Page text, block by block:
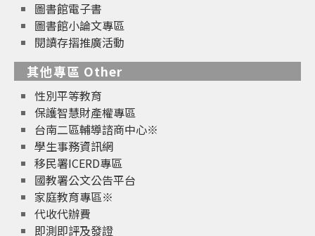
圖書館電子書
圖書館小論文專區
閱讀存摺推廣活動
其他專區 Other
性別平等教育
保護智慧財產權專區
台南二區輔導諮商中心※
學生事務資訊網
移民署ICERD專區
國教署公文公告平台
家庭教育專區※
代收代辦費
即測即評及發證